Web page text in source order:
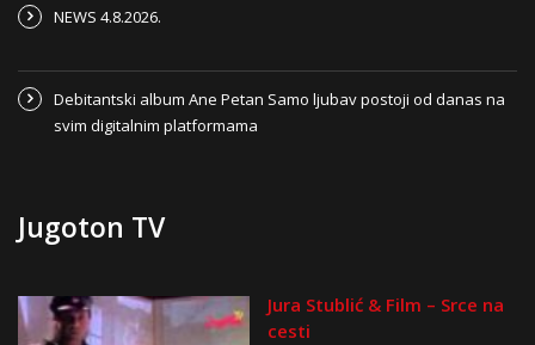
NEWS 4.8.2026.
Debitantski album Ane Petan Samo ljubav postoji od danas na
svim digitalnim platformama
Jugoton TV
Jura Stublić & Film – Srce na
cesti